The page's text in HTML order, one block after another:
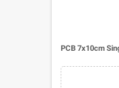
PCB 7x10cm